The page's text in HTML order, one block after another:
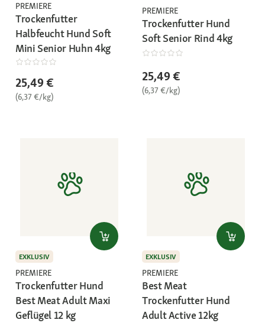
PREMIERE
Trockenfutter
Halbfeucht Hund Soft
Mini Senior Huhn 4kg
25,49 €
(6,37 €/kg)
PREMIERE
Trockenfutter Hund
Soft Senior Rind 4kg
25,49 €
(6,37 €/kg)
EXKLUSIV
PREMIERE
Trockenfutter Hund
Best Meat Adult Maxi
Geflügel 12 kg
EXKLUSIV
PREMIERE
Best Meat
Trockenfutter Hund
Adult Active 12kg